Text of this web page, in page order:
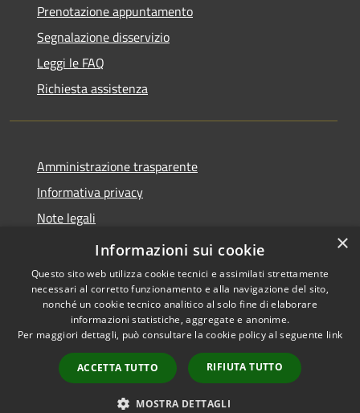
Prenotazione appuntamento
Segnalazione disservizio
Leggi le FAQ
Richiesta assistenza
Amministrazione trasparente
Informativa privacy
Note legali
Dichiarazione di accessibilità
Accessibilità
Copyright © 2026 • Comune di
Larciano • Powered by
Municipium•
Accesso
redazione
×
Informazioni sui cookie
Questo sito web utilizza cookie tecnici e assimilati strettamente
necessari al corretto funzionamento e alla navigazione del sito,
nonché un cookie tecnico analitico al solo fine di elaborare
informazioni statistiche, aggregate e anonime.
Per maggiori dettagli, può consultare la cookie policy al seguente link
ACCETTA TUTTO RIFIUTA TUTTO
MOSTRA DETTAGLI